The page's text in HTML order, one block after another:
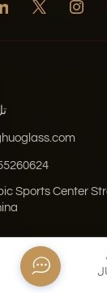
تل :
المدونة